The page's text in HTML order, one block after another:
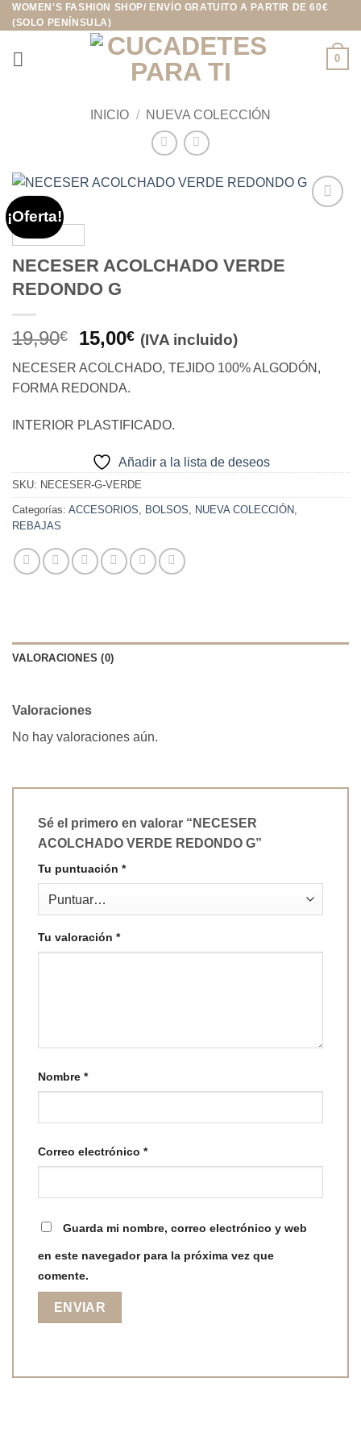
Saltar
al
contenido
WOMEN'S FASHION SHOP/ ENVÍO GRATUITO A PARTIR DE 60€
(SOLO PENÍNSULA)
0
INICIO / NUEVA COLECCIÓN
¡Oferta!
NECESER ACOLCHADO VERDE
REDONDO G
19,90€
El
original
era:
19,90€.
15,00€El
actual
15,00€.
(IVA incluido)
NECESER ACOLCHADO, TEJIDO 100% ALGODÓN,
FORMA REDONDA.
INTERIOR PLASTIFICADO.
Añadir a la lista de deseos
SKU: NECESER-G-VERDE
Categorías: ACCESORIOS BOLSOS NUEVA COLECCIÓN
REBAJAS
VALORACIONES (0)
Valoraciones
No hay valoraciones aún.
Sé el primero en valorar “NECESER
ACOLCHADO VERDE REDONDO G”
Tu puntuación *
Tu valoración *
Nombre *
Correo electrónico *
Guarda mi nombre, correo electrónico y web
en este navegador para la próxima vez que
comente.